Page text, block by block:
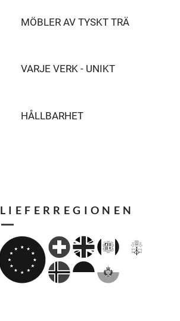
MÖBLER AV TYSKT TRÄ
VARJE VERK - UNIKT
HÅLLBARHET
LIEFERREGIONEN